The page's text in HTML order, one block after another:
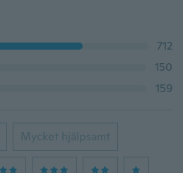
712
150
159
Mycket hjälpsamt